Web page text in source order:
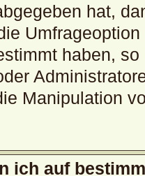
hat,
haben,
Manipulation
ich auf